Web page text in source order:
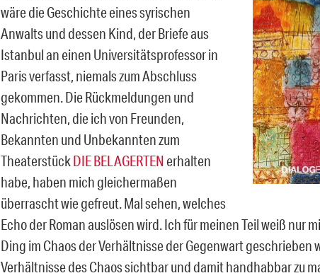
wäre die Geschichte eines syrischen
Anwalts und dessen Kind, der Briefe aus
Istanbul an einen Universitätsprofessor in
Paris verfasst, niemals zum Abschluss
gekommen. Die Rückmeldungen und
Nachrichten, die ich von Freunden,
Bekannten und Unbekannten zum
TheaterstückDIE BELAGERTENerhalten
habe, haben mich gleichermaßen
überrascht wie gefreut. Mal sehen, welches
Echo der Roman auslösen wird. Ich für meinen Teil weiß nur
Ding im Chaos der Verhältnisse der Gegenwart geschrieben
Verhältnisse des Chaos sichtbar und damit handhabbar zu